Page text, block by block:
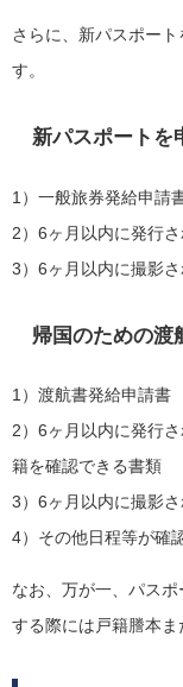
さらに、新パスポー
す。
新パスポートを
1）一般旅券発給申請
2）6ヶ月以内に発行
3）6ヶ月以内に撮影
帰国のための渡
1）渡航書発給申請書
2）6ヶ月以内に発行
籍を確認できる書類
3）6ヶ月以内に撮影
4）その他日程等が確
なお、万が一、パス
する際には戸籍謄本ま